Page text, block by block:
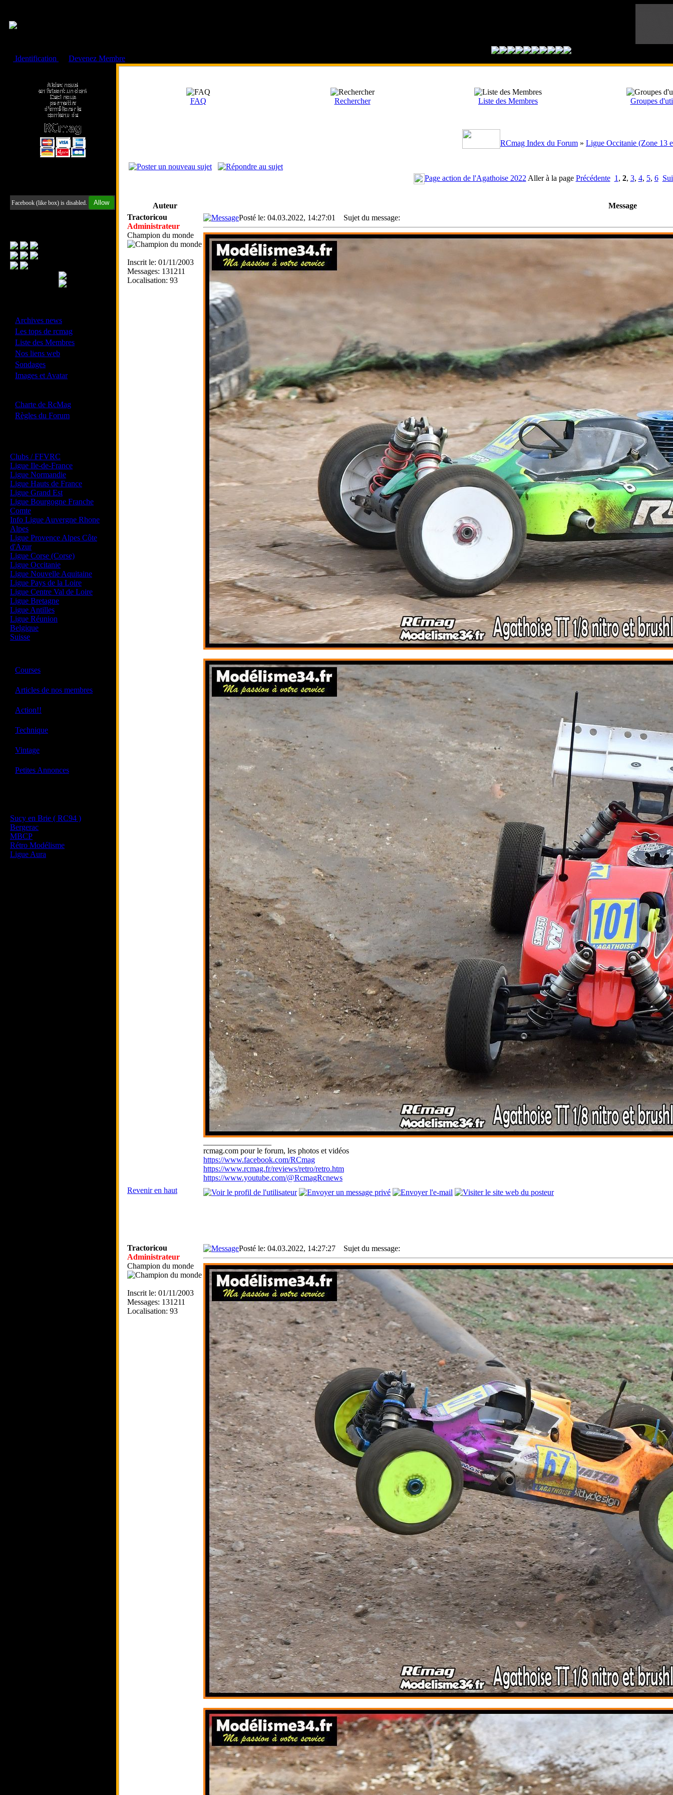
Identification
Devenez Membre
Facebook (like box) is disabled. Allow
Archives news
Les tops de rcmag
Liste des Membres
Nos liens web
Sondages
Images et Avatar
Charte de RcMag
Règles du Forum
Clubs / FFVRC
Ligue Ile-de-France
Ligue Normandie
Ligue Hauts de France
Ligue Grand Est
Ligue Bourgogne Franche
Comte
Info Ligue Auvergne Rhone
Alpes
Ligue Provence Alpes Côte
d'Azur
Ligue Corse (Corse)
Ligue Occitanie
Ligue Nouvelle Aquitaine
Ligue Pays de la Loire
Ligue Centre Val de Loire
Ligue Bretagne
Ligue Antilles
Ligue Réunion
Belgique
Suisse
Courses
Articles de nos membres
Action!!
Technique
Vintage
Petites Annonces
Sucy en Brie ( RC94 )
Bergerac
MBCP
Rétro Modélisme
Ligue Aura
FAQ Rechercher Liste des Membres Groupes
RCmag Index du Forum » Ligue Occitanie (Zone 13
Page action de l'Agathoise 2022 Aller à la page Précédente 1 , 2, 3, 4, 5, 6
Auteur
Message
Tractoricou
Administrateur
Champion du monde
Inscrit le: 01/11/2003
Messages: 131211
Localisation: 93
Posté le: 04.03.2022, 14:27:01 Sujet du message:
rcmag.com pour le forum, les photos et vidéos
https://www.facebook.com/RCmag
https://www.rcmag.fr/reviews/retro/retro.htm
https://www.youtube.com/@RcmagRcnews
Revenir en haut
Tractoricou
Administrateur
Champion du monde
Inscrit le: 01/11/2003
Messages: 131211
Localisation: 93
Posté le: 04.03.2022, 14:27:27 Sujet du message: